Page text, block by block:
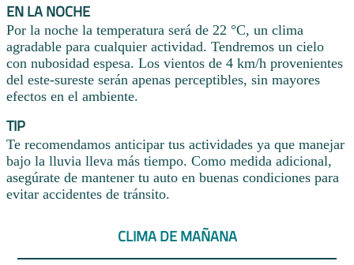
EN LA NOCHE
Por la noche la temperatura será de 22 °C, un clima
agradable para cualquier actividad. Tendremos un cielo
con nubosidad espesa. Los vientos de 4 km/h provenientes
del este-sureste serán apenas perceptibles, sin mayores
efectos en el ambiente.
TIP
Te recomendamos anticipar tus actividades ya que manejar
bajo la lluvia lleva más tiempo. Como medida adicional,
asegúrate de mantener tu auto en buenas condiciones para
evitar accidentes de tránsito.
CLIMA DE MAÑANA